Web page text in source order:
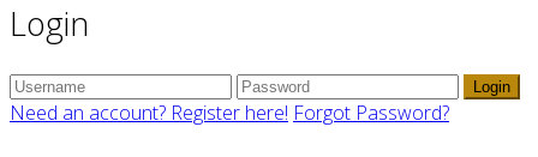
Login
Login
Need an account? Register here! Forgot Password?